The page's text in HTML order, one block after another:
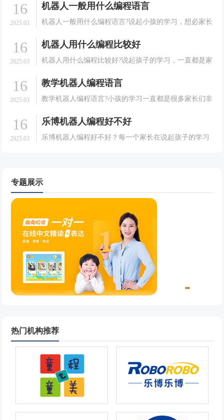
向在校中小学生的全国性竞赛，秉承公平、公正、公
台。下.
16
2025.03
机器人一般用什么编程语言
机器人一般用什么编程语言?说起小孩的学习，想必家长
习方面可以说是相当耐心的。会给孩子选择一些能够有
习机器.
16
2025.03
机器人用什么编程比较好
机器人用什么编程比较好?说起孩子的学习，一直都是家
子的学习方面可以说是相当的耐心的。会给孩子选择一
要孩子.
16
2025.03
教学机器人编程语言
教学机器人编程语言?小孩的学习一直都是很多家长们非
一些能有利于孩子成长的课程。就拿现在很多的家长想
了解一.
16
2025.03
乐博机器人编程好不好
乐博机器人编程好不好？每一个家长在说起孩子的学习
有利于孩.
专题展示
热门机构推荐